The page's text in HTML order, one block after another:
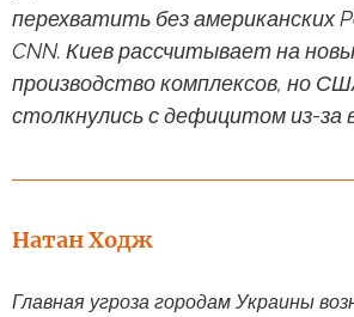
перехватить без американских
CNN. Киев рассчитывает на
производство комплексов, но
столкнулись с дефицитом из-за
Натан Ходж
Главная угроза городам Украины